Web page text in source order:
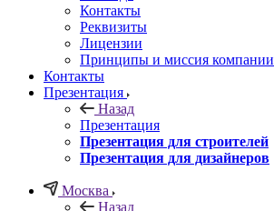
Контакты
Реквизиты
Лицензии
Принципы и миссия компании
Контакты
Презентация
Назад
Презентация
Презентация для строителей
Презентация для дизайнеров
Москва
Назад